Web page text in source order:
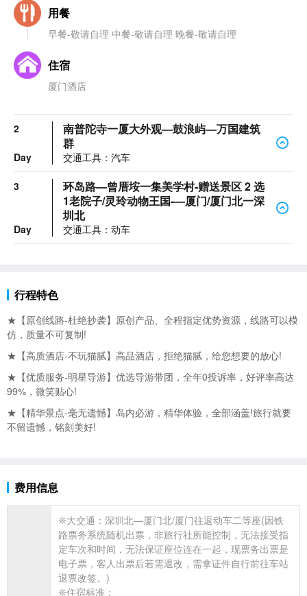
用餐
早餐-敬请自理 中餐-敬请自理 晚餐-敬请自理
住宿
厦门酒店
2
Day
南普陀寺一厦大外观—鼓浪屿—万国建筑
群
交通工具：汽车
3
Day
环岛路—曾厝垵一集美学村-赠送景区 2 选
1老院子/灵玲动物王国-—厦门/厦门北一深
圳北
交通工具：动车
行程特色
★【原创线路-杜绝抄袭】原创产品、全程指定优势资源，线路可以模
仿，质量不可复制!
★【高质酒店-不玩猫腻】高品酒店，拒绝猫腻，给您想要的放心!
★【优质服务-明星导游】优选导游带团，全年0投诉率，好评率高达
99%，微笑贴心!
★【精华景点-毫无遗憾】岛内必游，精华体验，全部涵盖!旅行就要
不留遗憾，铭刻美好!
费用信息
❊大交通： 深圳北—厦门北/厦门往返动车二等座(因铁
路票务系统随机出票，非旅行社所能控制，无法接受指
定车次和时间，无法保证座位连在一起，现票务出票是
电子票，客人出票后若需退改，需拿证件自行前往车站
退票改签。)
❊住宿标准：